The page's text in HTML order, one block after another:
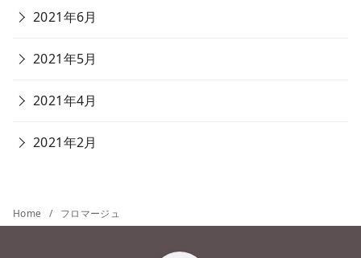
2021年6月
2021年5月
2021年4月
2021年2月
Home フロマージュ